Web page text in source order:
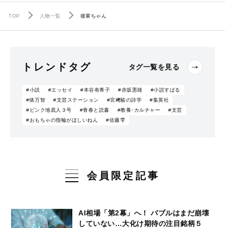
TOP 人物一覧 後輩ちゃん
トレンドタグ タグ一覧を見る
#小説 #エッセイ #本谷有希子 #赤坂憲雄
#小説すばる
#俵万智
#文芸ステーション #宮﨑駿の詩学
#集英社
#ピンク地底人３号
#青春と読書 #教養･カルチャー
#文芸
#おもちゃの指輪がほしいねん
#佐藤雫
会員限定記事
AI相場「第2幕」へ！ バブルはまだ崩壊
していない…大化け期待の注目銘柄５